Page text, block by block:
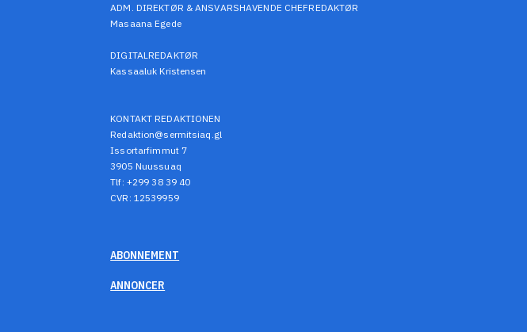
ADM. DIREKTØR & ANSVARSHAVENDE CHEFREDAKTØR
Masaana Egede
DIGITALREDAKTØR
Kassaaluk Kristensen
KONTAKT REDAKTIONEN
Redaktion@sermitsiaq.gl
Issortarfimmut 7
3905 Nuussuaq
Tlf: +299 38 39 40
CVR: 12539959
ABONNEMENT
ANNONCER